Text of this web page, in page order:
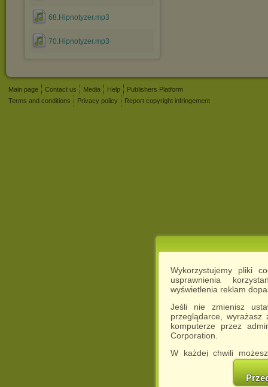
Wykorzystujemy pliki
usprawnienia
wyświetlenia reklam
Jeśli nie zmienisz
przeglądarce,
komputerze przez
Corporation.
W każdej chwili
cookies w swojej
w naszej
http://chomikuj.pl/
68.Hipnotyzer.mp3
70.Hipnotyzer.mp3
Main page Contact us Media Help
Publishers Platform
Terms and conditions
Privacy policy Report copyright infringement